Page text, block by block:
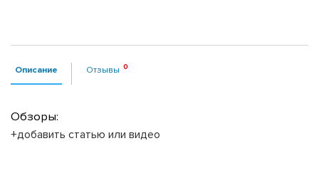
Описание Отзывы
Обзоры:
+добавить статью или видео